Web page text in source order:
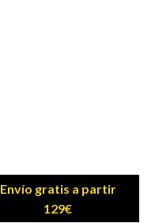
Envío gratis a partir
129€